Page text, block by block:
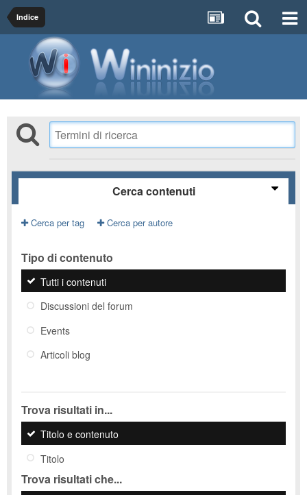
Indice
Cerca contenuti
Cerca per tag Cerca per autore
Tipo di contenuto
Tutti i contenuti
Discussioni del forum
Events
Articoli blog
Trova risultati in...
Titolo e contenuto
Titolo
Trova risultati che...